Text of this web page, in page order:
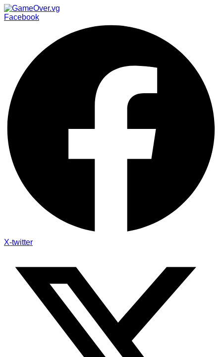
Facebook
X-twitter